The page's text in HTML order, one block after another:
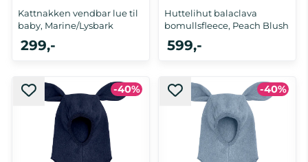
Kattnakken vendbar lue til
baby, Marine/Lysbark
6-12 mnd
299,-
Huttelihut balaclava
bomullsfleece, Peach Blush
2-4 år, 4-6 år
599,-
-40% -40%